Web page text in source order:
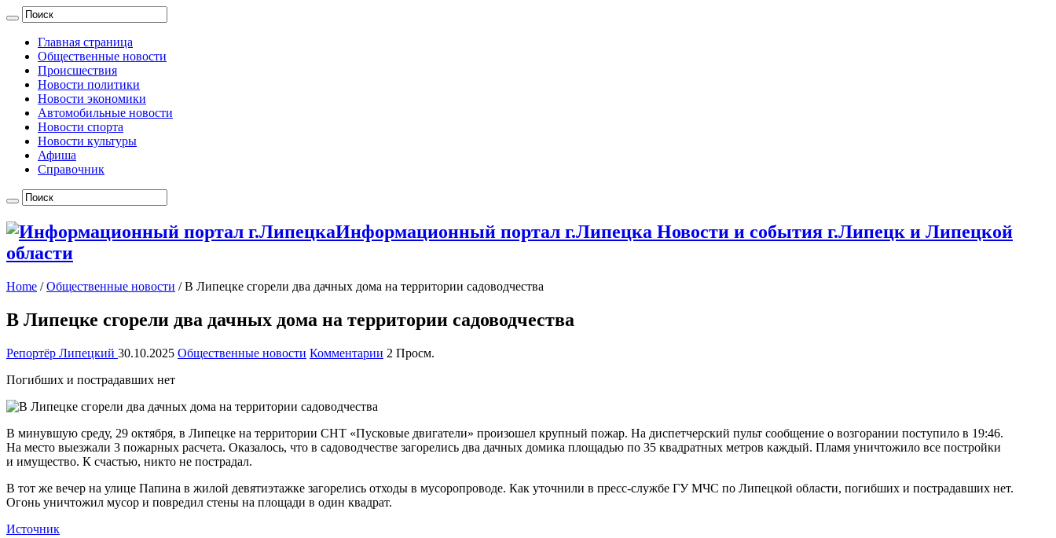
Главная страница
Общественные новости
Происшествия
Новости политики
Новости экономики
Автомобильные новости
Новости спорта
Новости культуры
Афиша
Справочник
Информационный портал г.Липецка Новости и события г.Липецк и Липецкой
области
Home / Общественные новости / В Липецке сгорели два дачных дома на территории садоводчества
В Липецке сгорели два дачных дома на территории садоводчества
Репортёр Липецкий 30.10.2025 Общественные новости Комментарии 2 Просм.
Погибших и пострадавших нет
В минувшую среду, 29 октября, в Липецке на территории СНТ «Пусковые двигатели» произошел крупный пожар. На диспетчерский пульт сообщение о возгорании поступило в 19:46.
На место выезжали 3 пожарных расчета. Оказалось, что в садоводчестве загорелись два дачных домика площадью по 35 квадратных метров каждый. Пламя уничтожило все постройки
и имущество. К счастью, никто не пострадал.
В тот же вечер на улице Папина в жилой девятиэтажке загорелись отходы в мусоропроводе. Как уточнили в пресс-службе ГУ МЧС по Липецкой области, погибших и пострадавших нет.
Огонь уничтожил мусор и повредил стены на площади в один квадрат.
Источник